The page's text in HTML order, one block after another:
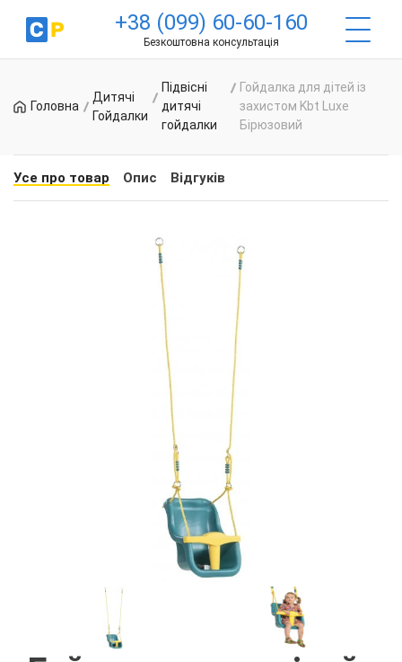
+38 (099) 60-60-160
Безкоштовна консультація
Головна
Дитячі
Гойдалки
Підвісні
дитячі
гойдалки
Гойдалка для дітей із
захистом Kbt Luxe
Бірюзовий
Усе про товар Опис Відгуків